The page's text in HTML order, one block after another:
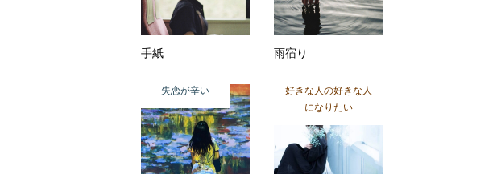
手紙 雨宿り
失恋が辛い
好きな人の好きな人
になりたい